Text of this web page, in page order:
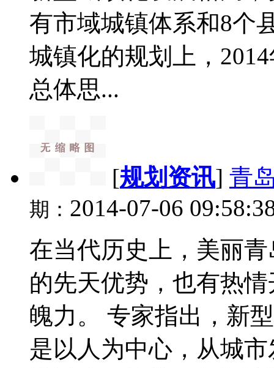
有市域城镇体系和8个
城镇化的规划上，
总体思...
[规划资讯] 青
期： 2014-07-06
在当代历史上，美丽
的先天优势，也有热
魄力。 专家指出，新
是以人为中心，从城